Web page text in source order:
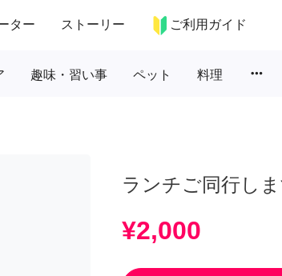
ター ストーリー ご利用ガイド
趣味・習い事 ペット 料理 more_horiz
ランチご同行しま
¥2,000